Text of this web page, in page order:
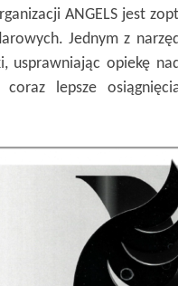
ANGELS jest
Jednym z
usprawniając opiekę
coraz lepsze